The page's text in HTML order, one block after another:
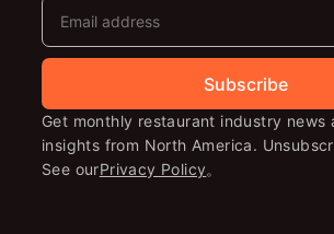
Subscribe
Get monthly restaurant industry news
insights from North America.
See ourPrivacy Policy。